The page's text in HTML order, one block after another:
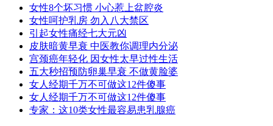
女性8个坏习惯 小心惹上盆腔炎
女性呵护乳房 勿入八大禁区
引起女性痛经七大元凶
皮肤暗黄早衰 中医教你调理内分泌
宫颈癌年轻化 因女性太早过性生活
五大秒招预防卵巢早衰 不做黄脸婆
女人经期千万不可做这12件傻事
女人经期千万不可做这12件傻事
专家：这10类女性最容易患乳腺癌